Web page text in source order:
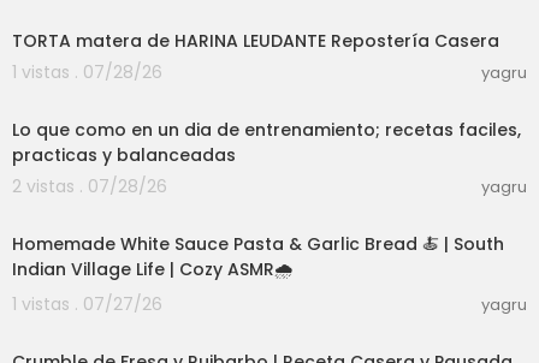
TORTA matera de HARINA LEUDANTE Repostería Casera
1 vistas . 07/28/26
yagru
Lo que como en un dia de entrenamiento; recetas faciles,
practicas y balanceadas
2 vistas . 07/28/26
yagru
Homemade White Sauce Pasta & Garlic Bread 🍝 | South
Indian Village Life | Cozy ASMR🌧️
1 vistas . 07/27/26
yagru